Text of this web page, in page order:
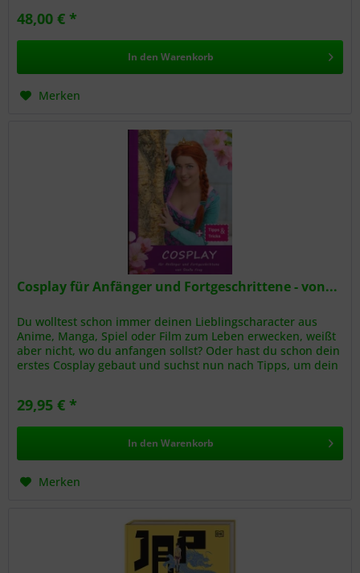
48,00 € *
In den Warenkorb
Merken
Cosplay für Anfänger und Fortgeschrittene - von...
Du wolltest schon immer deinen Lieblingscharacter aus
Anime, Manga, Spiel oder Film zum Leben erwecken, weißt
aber nicht, wo du anfangen sollst? Oder hast du schon dein
erstes Cosplay gebaut und suchst nun nach Tipps, um dein
29,95 € *
In den Warenkorb
Merken